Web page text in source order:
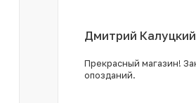
Дмитрий Калуцкий
Прекрасный магазин!
опозданий.